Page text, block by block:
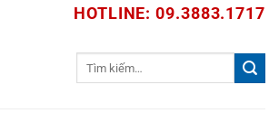
HOTLINE: 09.3883.1717